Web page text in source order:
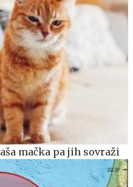
mačka pa jih sovraži